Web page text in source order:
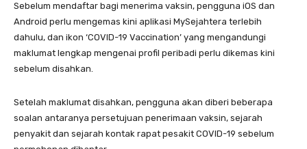
Sebelum mendaftar bagi menerima vaksin, pengguna iOS dan
Android perlu mengemas kini aplikasi MySejahtera terlebih
dahulu, dan ikon ‘COVID-19 Vaccination’ yang mengandungi
maklumat lengkap mengenai profil peribadi perlu dikemas kini
sebelum disahkan.
Setelah maklumat disahkan, pengguna akan diberi beberapa
soalan antaranya persetujuan penerimaan vaksin, sejarah
penyakit dan sejarah kontak rapat pesakit COVID-19 sebelum